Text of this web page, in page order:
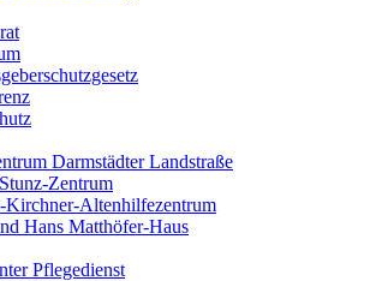
Darmstädter Landstraße
Zentrum
Kirchner-Altenhilfezentrum
Hans Matthöfer-Haus
Pflegedienst